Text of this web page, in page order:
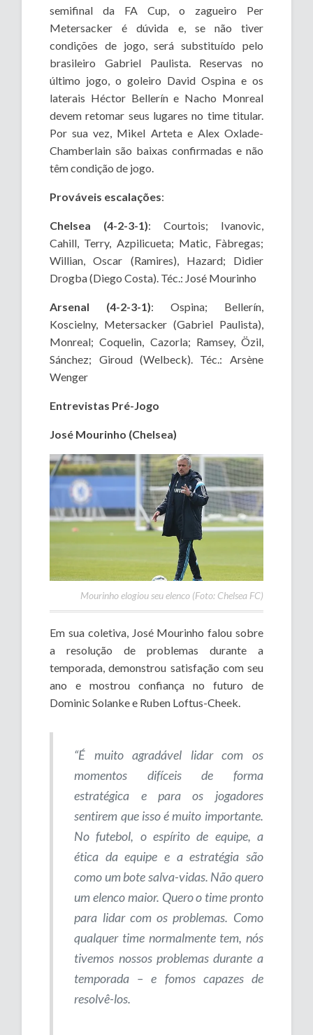
semifinal da FA Cup, o zagueiro Per
Metersacker é dúvida e, se não tiver
condições de jogo, será substituído pelo
brasileiro Gabriel Paulista. Reservas no
último jogo, o goleiro David Ospina e os
laterais Héctor Bellerín e Nacho Monreal
devem retomar seus lugares no time titular.
Por sua vez, Mikel Arteta e Alex Oxlade-
Chamberlain são baixas confirmadas e não
têm condição de jogo.
Prováveis escalações:
Chelsea (4-2-3-1): Courtois; Ivanovic,
Cahill, Terry, Azpilicueta; Matic, Fàbregas;
Willian, Oscar (Ramires), Hazard; Didier
Drogba (Diego Costa). Téc.: José Mourinho
Arsenal (4-2-3-1): Ospina; Bellerín,
Koscielny, Metersacker (Gabriel Paulista),
Monreal; Coquelin, Cazorla; Ramsey, Özil,
Sánchez; Giroud (Welbeck). Téc.: Arsène
Wenger
Entrevistas Pré-Jogo
José Mourinho (Chelsea)
Mourinho elogiou seu elenco (Foto: Chelsea FC)
Em sua coletiva, José Mourinho falou sobre
a resolução de problemas durante a
temporada, demonstrou satisfação com seu
ano e mostrou confiança no futuro de
Dominic Solanke e Ruben Loftus-Cheek.
“É muito agradável lidar com os
momentos difíceis de forma
estratégica e para os jogadores
sentirem que isso é muito importante.
No futebol, o espírito de equipe, a
ética da equipe e a estratégia são
como um bote salva-vidas. Não quero
um elenco maior. Quero o time pronto
para lidar com os problemas. Como
qualquer time normalmente tem, nós
tivemos nossos problemas durante a
temporada – e fomos capazes de
resolvê-los.